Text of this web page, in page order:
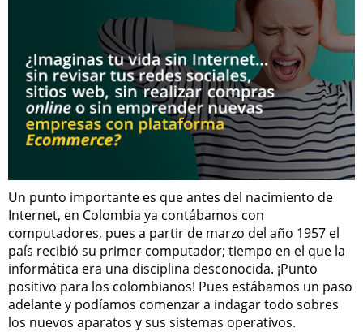
Un punto importante es que antes del nacimiento de
Internet, en Colombia ya contábamos con
computadores, pues a partir de marzo del año 1957 el
país recibió su primer computador; tiempo en el que la
informática era una disciplina desconocida. ¡Punto
positivo para los colombianos! Pues estábamos un paso
adelante y podíamos comenzar a indagar todo sobres
los nuevos aparatos y sus sistemas operativos.